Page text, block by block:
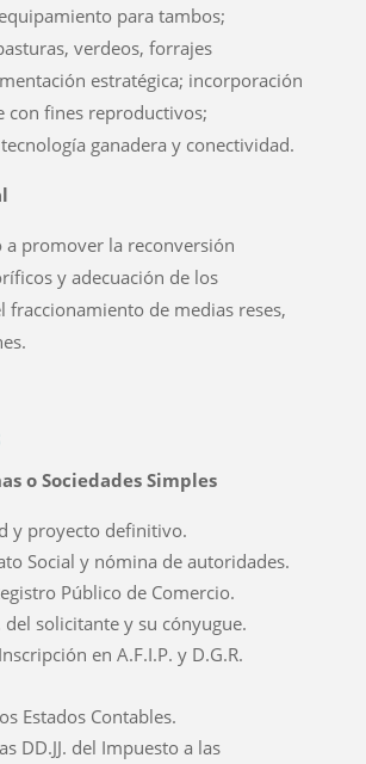
para tambos;
verdeos, forrajes
estratégica; incorporación
con fines reproductivos;
ganadera y conectividad.
a promover la reconversión
y adecuación de los
fraccionamiento de medias reses,
o Sociedades Simples
y proyecto definitivo.
Social y nómina de autoridades.
Público de Comercio.
del solicitante y su cónyugue.
en A.F.I.P. y D.G.R.
Estados Contables.
DD.JJ. del Impuesto a las